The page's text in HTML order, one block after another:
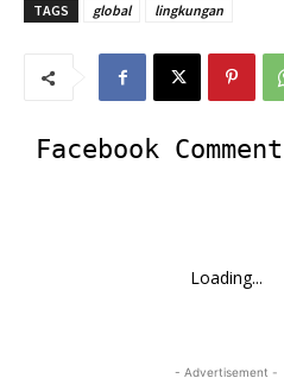
TAGS global lingkungan
Facebook Comment
Loading...
- Advertisement -